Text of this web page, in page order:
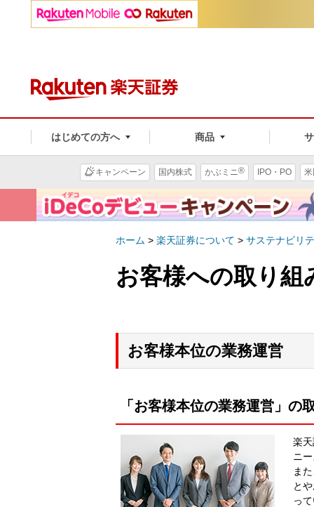
はじめての方へ 商品
キャンペーン 国内株式 かぶミニ® IPO・PO
ホーム > 楽天証券について > サステナビリ
お客様への取り組
お客様本位の業務運営
「お客様本位の業務運営」の
楽
ニ
ま
と
っ